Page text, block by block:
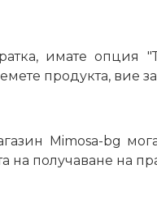
имате опция
продукта, вие
Mimosa-bg
на получаване на